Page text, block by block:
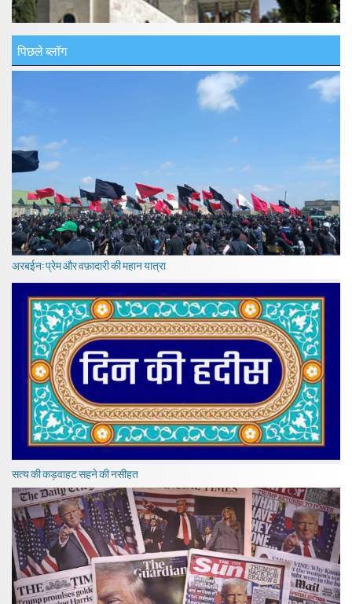
पिछले ब्लॉग
अरबईन: प्रेम और वफ़ादारी की महान यात्रा
सत्य की कड़वाहट सहने की नसीहत